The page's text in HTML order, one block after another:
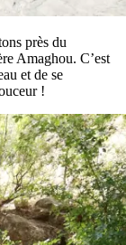
près du
Amaghou. C’est
et de se
!